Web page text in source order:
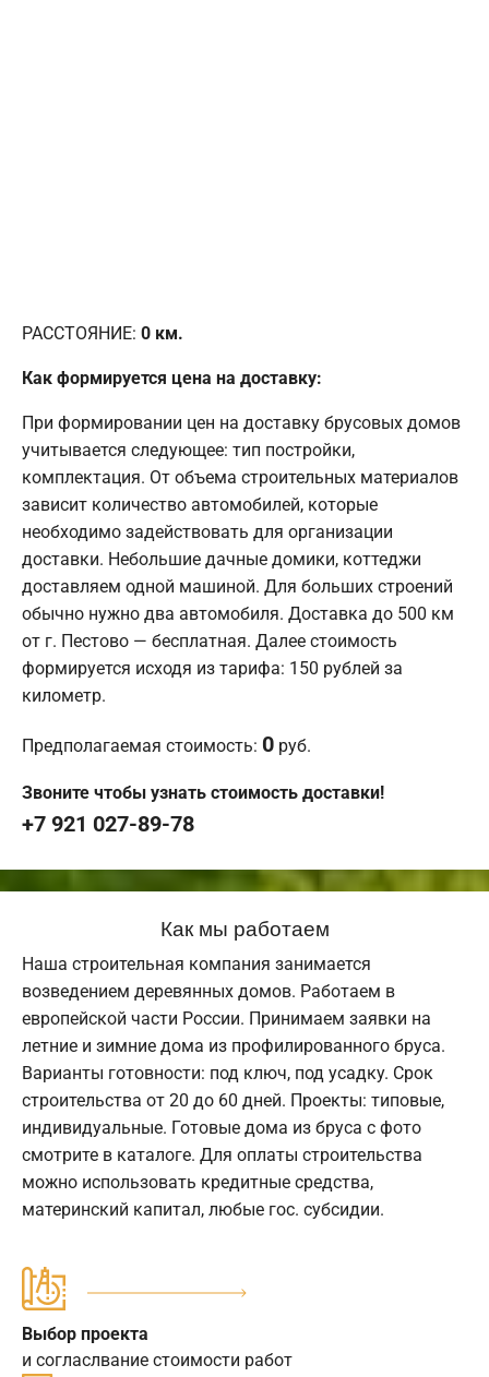
РАССТОЯНИЕ: 0 км.
Как формируется цена на доставку:
При формировании цен на доставку брусовых домов
учитывается следующее: тип постройки,
комплектация. От объема строительных материалов
зависит количество автомобилей, которые
необходимо задействовать для организации
доставки. Небольшие дачные домики, коттеджи
доставляем одной машиной. Для больших строений
обычно нужно два автомобиля. Доставка до 500 км
от г. Пестово — бесплатная. Далее стоимость
формируется исходя из тарифа: 150 рублей за
километр.
Предполагаемая стоимость: 0 руб.
Звоните чтобы узнать стоимость доставки!
+7 921 027-89-78
Как мы работаем
Наша строительная компания занимается
возведением деревянных домов. Работаем в
европейской части России. Принимаем заявки на
летние и зимние дома из профилированного бруса.
Варианты готовности: под ключ, под усадку. Срок
строительства от 20 до 60 дней. Проекты: типовые,
индивидуальные. Готовые дома из бруса с фото
смотрите в каталоге. Для оплаты строительства
можно использовать кредитные средства,
материнский капитал, любые гос. субсидии.
Выбор проекта
и согласлвание стоимости работ